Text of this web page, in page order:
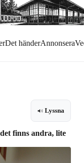
Det händerAnnonsera
Lyssna
finns andra, lite